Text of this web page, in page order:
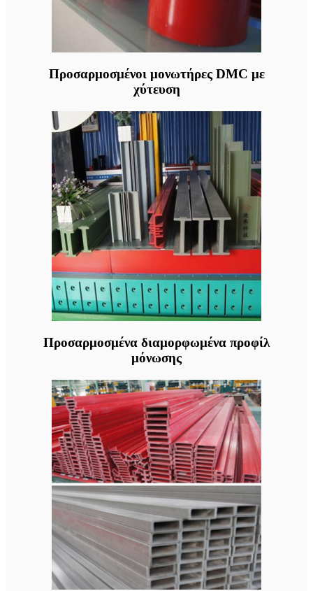
Προσαρμοσμένοι μονωτήρες DMC με
χύτευση
Προσαρμοσμένα διαμορφωμένα προφίλ
μόνωσης